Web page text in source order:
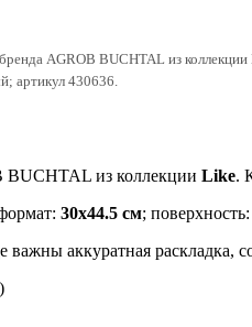
AGROB BUCHTAL из
артикул 430636.
из коллекции Like.
30x44.5 см; поверхность:
важны аккуратная раскладка,